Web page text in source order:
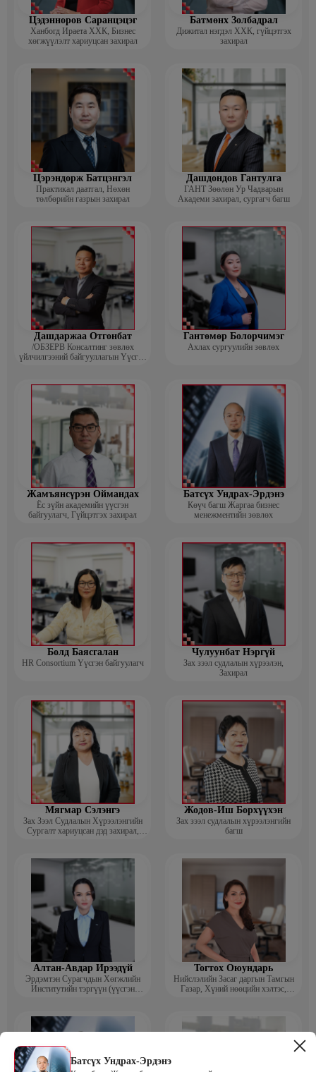
Батсүх Ундрах-Эрдэнэ
Цэдэнноров Саранцэцэг
Ханбогд Ираета ХХК, Бизнес
хөгжүүлэлт хариуцсан захирал
Батмөнх Золбадрал
Дижитал нэгдэл ХХК, гүйцэтгэх
захирал
Цэрэндорж Батцэнгэл
Практикал даатгал, Нөхөн
төлбөрийн газрын захирал
Дашдондов Гантулга
ГАНТ Зөөлөн Ур Чадварын
Академи захирал, сургагч багш
Дашдаржаа Отгонбат
/ОБЗЕРВ Консалтинг зөвлөх
үйлчилгээний байгууллагын Үүсгэн
Гантөмөр Болорчимэг
Ахлах сургуулийн зөвлөх
Жамъянсүрэн Оймандах
Ёс зүйн академийн үүсгэн
байгуулагч, Гүйцэтгэх захирал
Батсүх Ундрах-Эрдэнэ
Көүч багш Жаргаа бизнес
менежментийн зөвлөх
Болд Баясгалан
HR Consortium Үүсгэн байгуулагч
Чулуунбат Нэргүй
Зах зээл судлалын хүрээлэн,
Захирал
Мягмар Сэлэнгэ
Зах Зээл Судлалын Хүрээлэнгийн
Сургалт хариуцсан дэд захирал,
Жодов-Иш Борхүүхэн
Зах зээл судлалын хүрээлэнгийн
багш
Алтан-Авдар Ирээдүй
Эрдэмтэн Сурагчдын Хөгжлийн
Институтийн тэргүүн (үүсгэн
Тогтох Оюундарь
Нийслэлийн Засаг даргын Тамгын
Газар, Хүний нөөцийн хэлтэс,